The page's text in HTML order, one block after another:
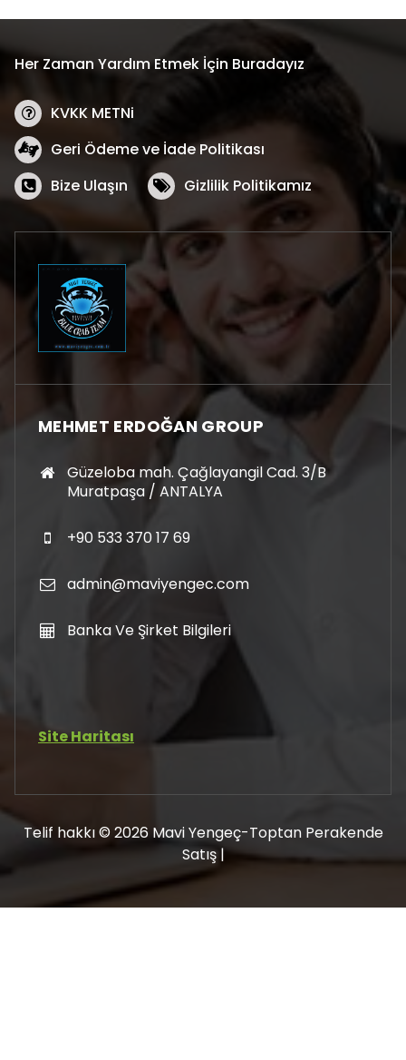
Her Zaman Yardım Etmek İçin Buradayız
KVKK METNi
Geri Ödeme ve İade Politikası
Bize Ulaşın
Gizlilik Politikamız
MEHMET ERDOĞAN GROUP
Güzeloba mah. Çağlayangil Cad. 3/B
Muratpaşa / ANTALYA
+90 533 370 17 69
admin@maviyengec.com
Banka Ve Şirket Bilgileri
Site Haritası
Telif hakkı © 2026 Mavi Yengeç-Toptan Perakende
Satış |